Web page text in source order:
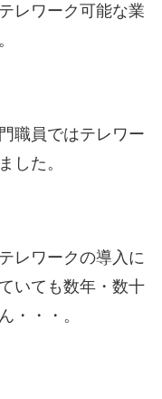
レワーク可能な業
職員ではテレワー
した。
レワークの導入に
いても数年・数十
・・・。